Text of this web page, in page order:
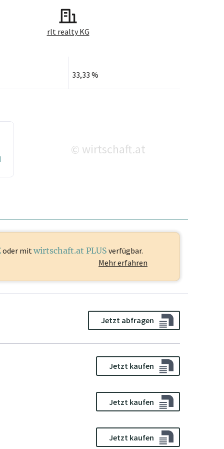
rlt realty KG
33,33 %
© wirtschaft.at
oder mit wirtschaft.at PLUS verfügbar.
Mehr erfahren
Jetzt abfragen
Jetzt kaufen
Jetzt kaufen
Jetzt kaufen